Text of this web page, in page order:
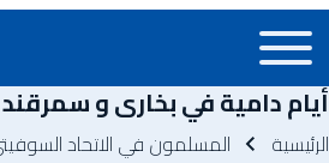
Main_Menu_ar
Toggle main menu
أيام دامية في بخارى و سمرقند
مسار التنقل
الرئيسية المسلمون في الاتحاد